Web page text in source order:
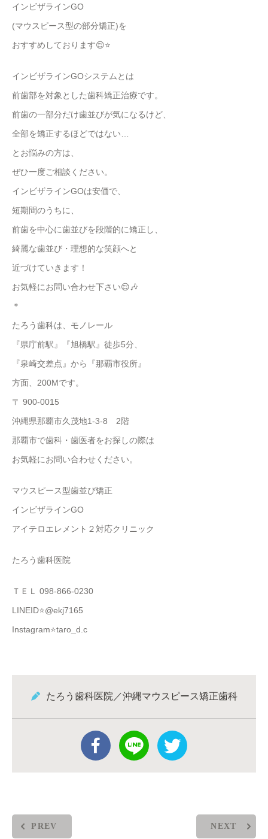
インビザラインGO
(マウスピース型の部分矯正)を
おすすめしております😌⭐️
インビザラインGOシステムとは
前歯部を対象とした歯科矯正治療です。
前歯の一部分だけ歯並びが気になるけど、
全部を矯正するほどではない…
とお悩みの方は、
ぜひ一度ご相談ください。
インビザラインGOは安価で、
短期間のうちに、
前歯を中心に歯並びを段階的に矯正し、
綺麗な歯並び・理想的な笑顔へと
近づけていきます！
お気軽にお問い合わせ下さい😌🎶
＊
たろう歯科は、モノレール
『県庁前駅』『旭橋駅』徒歩5分、
『泉崎交差点』から『那覇市役所』
方面、200Mです。
〒 900-0015
沖縄県那覇市久茂地1-3-8 2階
那覇市で歯科・歯医者をお探しの際は
お気軽にお問い合わせください。
マウスピース型歯並び矯正
インビザラインGO
アイテロエレメント２対応クリニック
たろう歯科医院
ＴＥＬ 098-866-0230
LINEID⭐️@ekj7165
Instagram⭐️taro_d.c
たろう歯科医院／沖縄マウスピース矯正歯科
PREV NEXT